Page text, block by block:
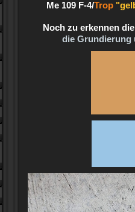
Me 109 F-4/Trop
Noch zu erkennen die
die Grundierung